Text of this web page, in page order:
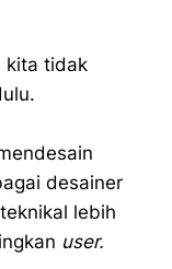
kita tidak
desainer
lebih
user.